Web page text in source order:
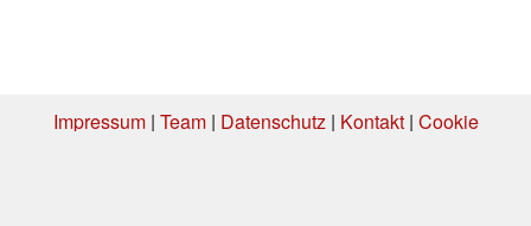
Impressum| Team| Datenschutz| Kontakt| Cookie